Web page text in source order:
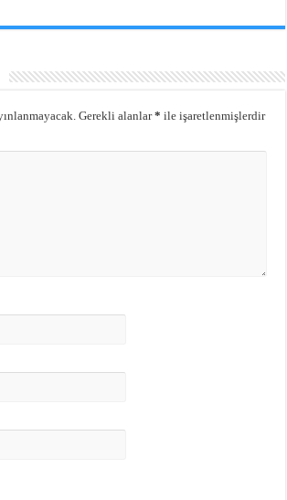
Gerekli alanlar* ile işaretlenmişlerdir